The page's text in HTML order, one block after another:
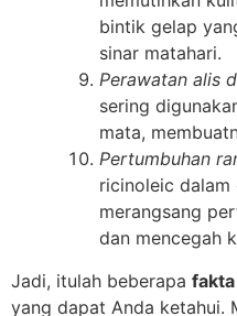
bintik gelap
sinar matahari.
Perawatan alis
sering
mata,
Pertumbuhan
ricinoleic
merangsang
dan mencegah
Jadi, itulah beberapa fakta
yang dapat Anda ketahui.